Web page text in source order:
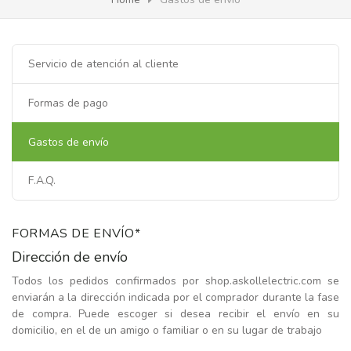
Servicio de atención al cliente
Formas de pago
Gastos de envío
F.A.Q.
FORMAS DE ENVÍO*
Dirección de envío
Todos los pedidos confirmados por shop.askollelectric.com se
enviarán a la dirección indicada por el comprador durante la fase
de compra. Puede escoger si desea recibir el envío en su
domicilio, en el de un amigo o familiar o en su lugar de trabajo